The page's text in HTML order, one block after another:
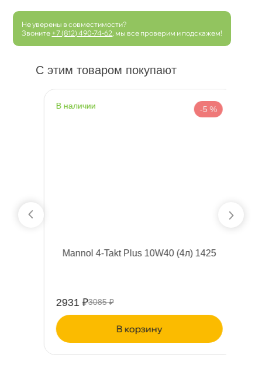
Не уверены в совместимости?
Звоните +7 (812) 490-74-62 , мы все проверим и подскажем!
С этим товаром покупают
наличии -5 %
Mannol 4-Takt Plus 10W40 (4л) 1425
2931 ₽ 3085 ₽
корзину